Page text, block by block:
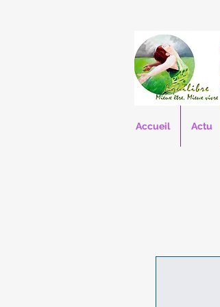
Accueil Actu